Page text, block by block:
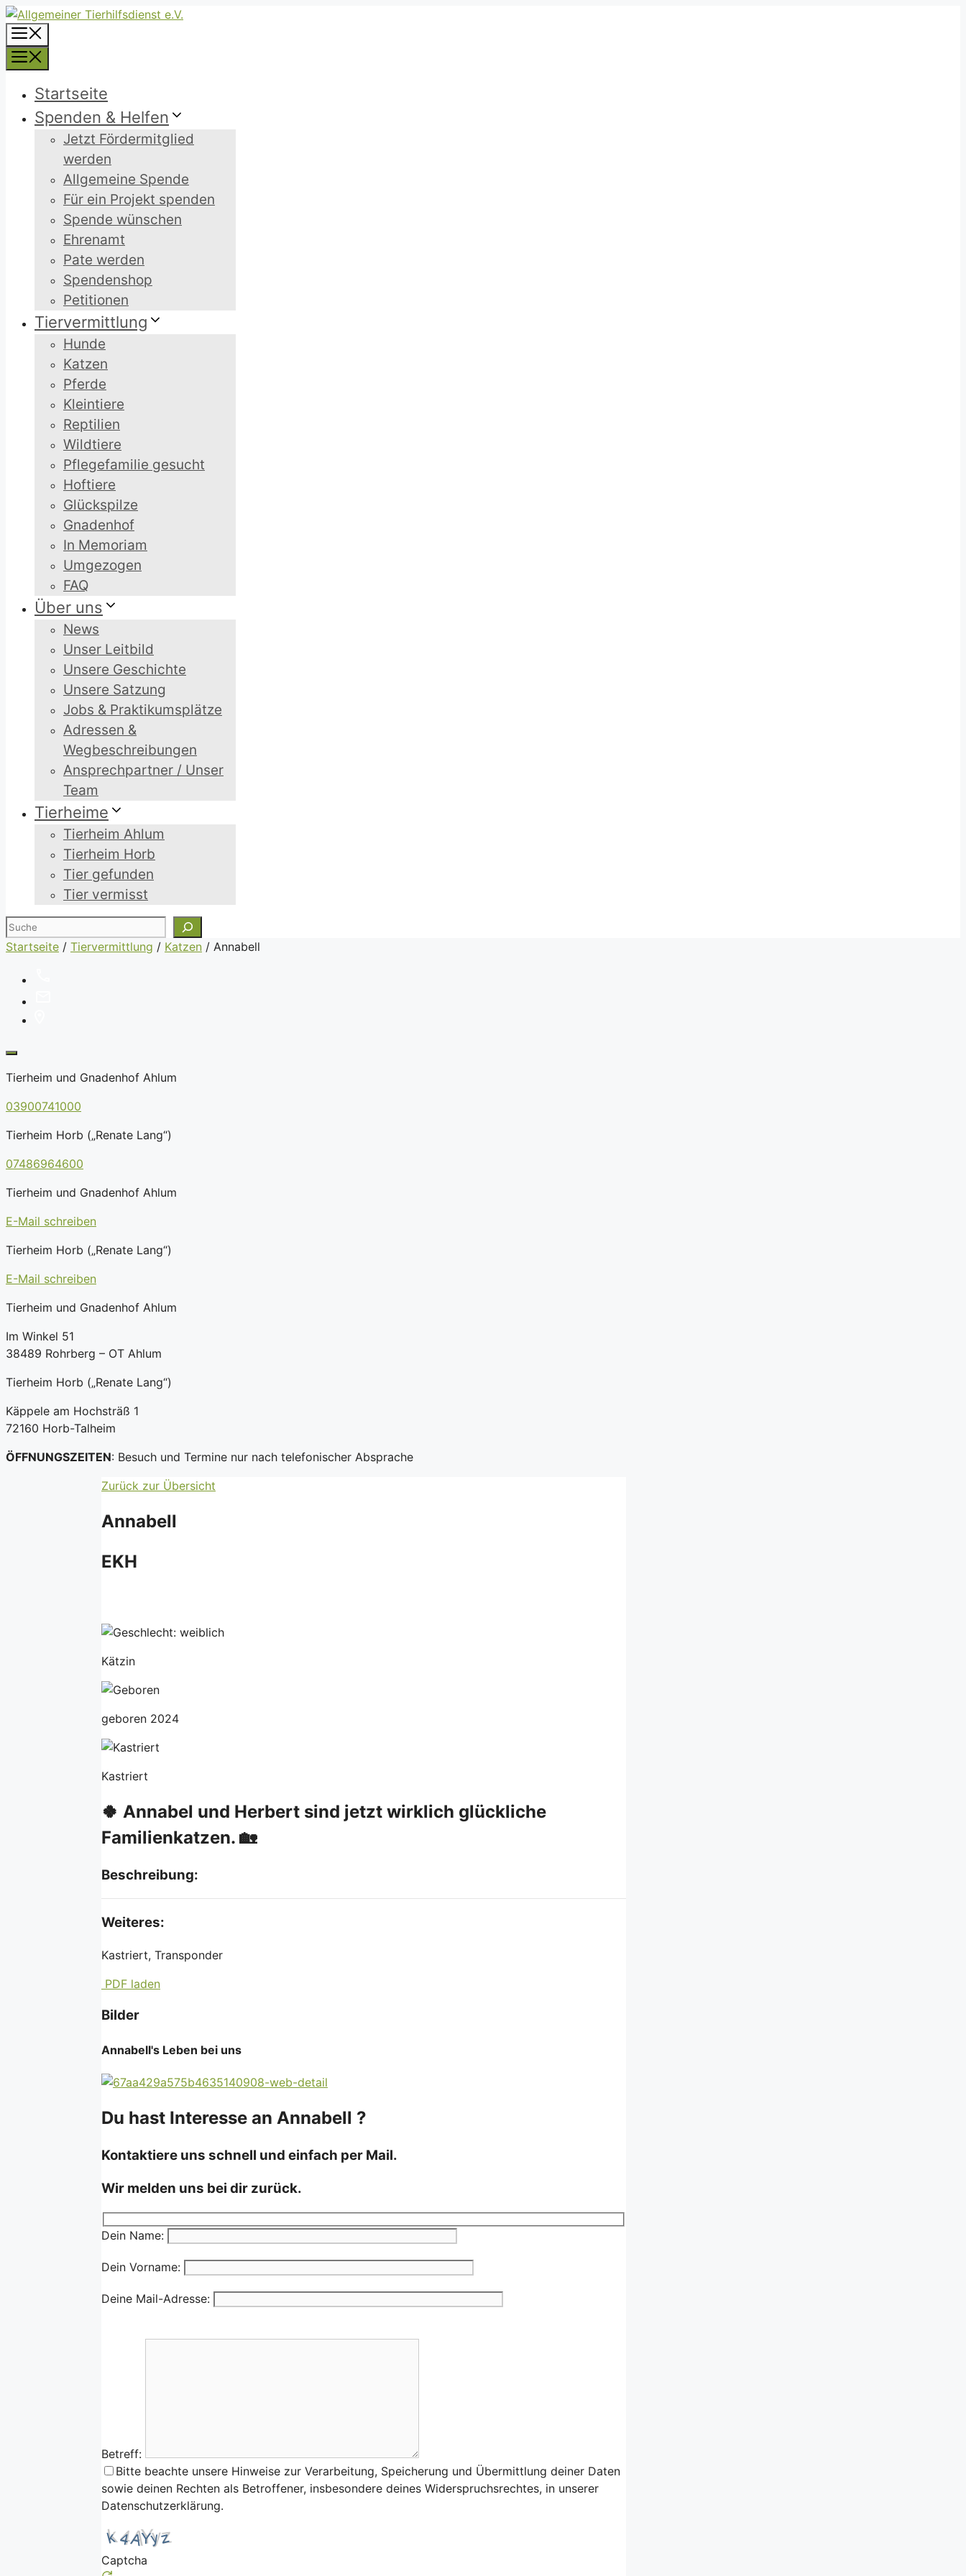
Zum
Inhalt
springen
Startseite
Spenden & Helfen
Jetzt Fördermitglied
werden
Allgemeine Spende
Für ein Projekt spenden
Spende wünschen
Ehrenamt
Pate werden
Spendenshop
Petitionen
Tiervermittlung
Hunde
Katzen
Pferde
Kleintiere
Reptilien
Wildtiere
Pflegefamilie gesucht
Hoftiere
Glückspilze
Gnadenhof
In Memoriam
Umgezogen
FAQ
Über uns
News
Unser Leitbild
Unsere Geschichte
Unsere Satzung
Jobs & Praktikumsplätze
Adressen &
Wegbeschreibungen
Ansprechpartner / Unser
Team
Tierheime
Tierheim Ahlum
Tierheim Horb
Tier gefunden
Tier vermisst
Suchen
Startseite / Tiervermittlung / Katzen / Annabell
Tierheim und Gnadenhof Ahlum
03900741000
Tierheim Horb („Renate Lang“)
07486964600
Tierheim und Gnadenhof Ahlum
E-Mail schreiben
Tierheim Horb („Renate Lang“)
E-Mail schreiben
Tierheim und Gnadenhof Ahlum
Im Winkel 51
38489 Rohrberg – OT Ahlum
Tierheim Horb („Renate Lang“)
Käppele am Hochsträß 1
72160 Horb-Talheim
ÖFFNUNGSZEITEN: Besuch und Termine nur nach telefonischer Absprache
Zurück zur Übersicht
Annabell
EKH
Kätzin
geboren 2024
Kastriert
🍀 Annabel und Herbert sind jetzt wirklich glückliche
Familienkatzen. 🏡
Beschreibung:
Weiteres:
Kastriert, Transponder
PDF laden
Bilder
Annabell's Leben bei uns
Du hast Interesse an Annabell ?
Kontaktiere uns schnell und einfach per Mail.
Wir melden uns bei dir zurück.
Dein Name:
Dein Vorname:
Deine Mail-Adresse:
Betreff:
Bitte beachte unsere Hinweise zur Verarbeitung, Speicherung und Übermittlung deiner Daten
sowie deinen Rechten als Betroffener, insbesondere deines Widerspruchsrechtes, in unserer
Datenschutzerklärung.
Captcha